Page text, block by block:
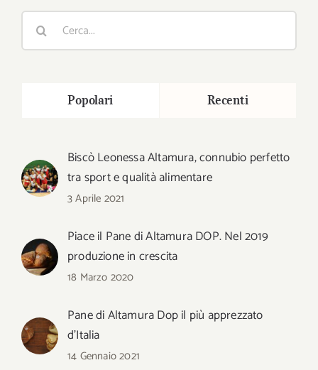
Cerca
Popolari Recenti
Biscò Leonessa Altamura, connubio perfetto
tra sport e qualità alimentare
3 Aprile 2021
Piace il Pane di Altamura DOP. Nel 2019
produzione in crescita
18 Marzo 2020
Pane di Altamura Dop il più apprezzato
d’Italia
14 Gennaio 2021